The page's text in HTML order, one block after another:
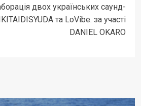
двох українських саунд-
та LoVibe. за участі
DANIEL OKARO